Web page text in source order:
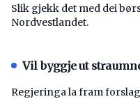
Slik gjekk det med dei
Nordvestlandet.
Vil byggje ut
Regjeringa la fram